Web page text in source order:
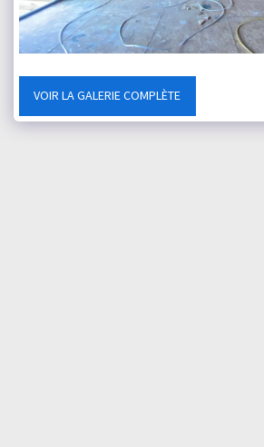
VOIR LA GALERIE COMPLÈTE